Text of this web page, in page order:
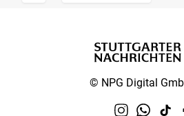
© NPG Digital